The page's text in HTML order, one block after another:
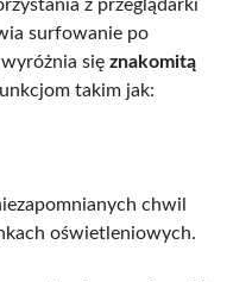
z przeglądarki
surfowanie po
się znakomitą
takim jak:
chwil
oświetleniowych.